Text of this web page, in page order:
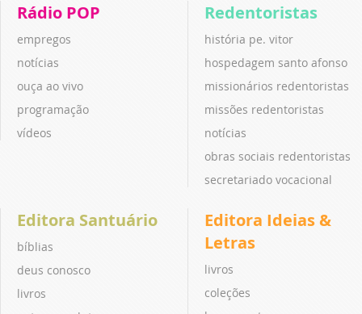
Rádio POP
empregos
notícias
ouça ao vivo
programação
vídeos
Redentoristas
história pe. vitor
hospedagem santo afonso
missionários redentoristas
missões redentoristas
notícias
obras sociais redentoristas
secretariado vocacional
Editora Santuário
bíblias
deus conosco
livros
Editora Ideias &
Letras
livros
coleções